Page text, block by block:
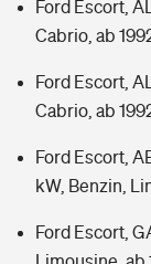
Ford Escort,
Cabrio, ab
Ford Escort,
Cabrio, ab
Ford Escort,
kW, Benzin,
Ford Escort,